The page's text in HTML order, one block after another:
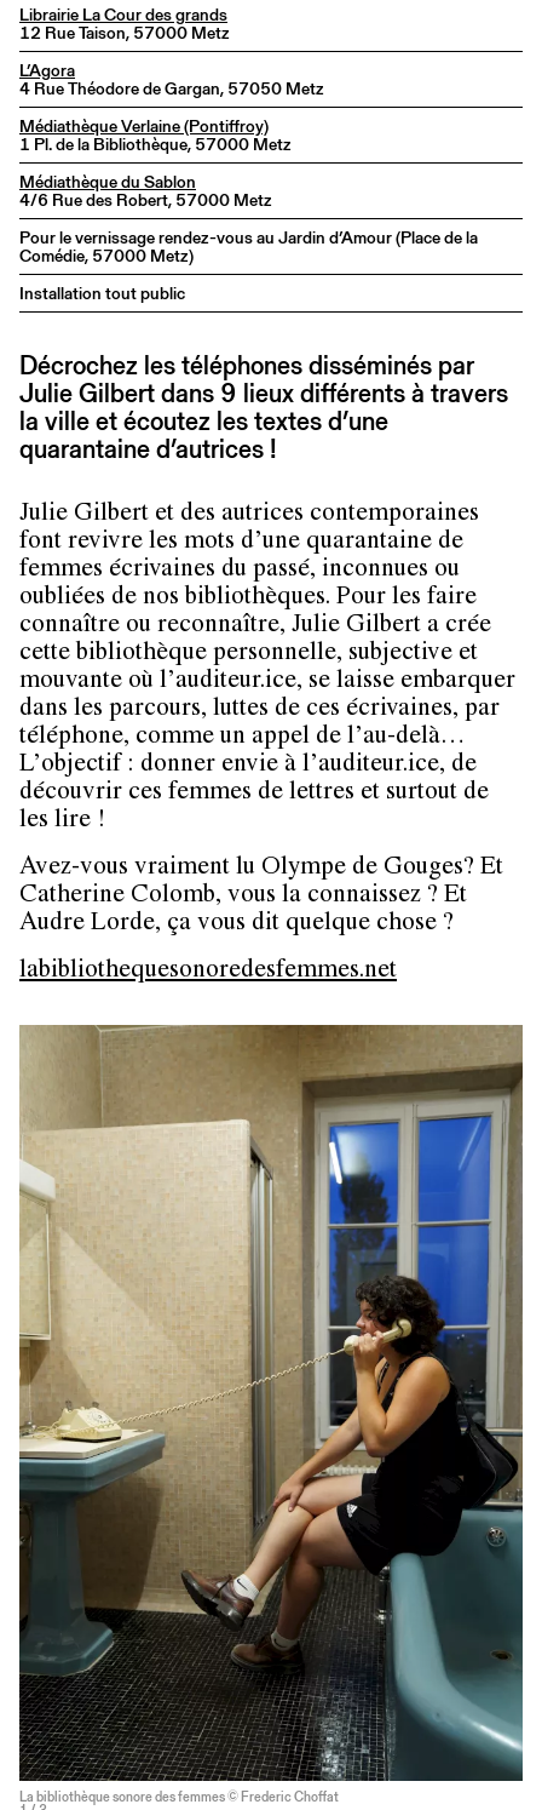
Librairie La Cour des grands
12 Rue Taison, 57000 Metz
L’Agora
4 Rue Théodore de Gargan, 57050 Metz
Médiathèque Verlaine (Pontiffroy)
1 Pl. de la Bibliothèque, 57000 Metz
Médiathèque du Sablon
4/6 Rue des Robert, 57000 Metz
Pour le vernissage rendez-vous au Jardin d’Amour (Place de la
Comédie, 57000 Metz)
Installation tout public
Décrochez les téléphones disséminés par
Julie Gilbert dans 9 lieux différents à travers
la ville et écoutez les textes d’une
quarantaine d’autrices !
Julie Gilbert et des autrices contemporaines
font revivre les mots d’une quarantaine de
femmes écrivaines du passé, inconnues ou
oubliées de nos bibliothèques. Pour les faire
connaître ou reconnaître, Julie Gilbert a crée
cette bibliothèque personnelle, subjective et
mouvante où l’auditeur.ice, se laisse embarquer
dans les parcours, luttes de ces écrivaines, par
téléphone, comme un appel de l’au-delà…
L’objectif : donner envie à l’auditeur.ice, de
découvrir ces femmes de lettres et surtout de
les lire !
Avez-vous vraiment lu Olympe de Gouges? Et
Catherine Colomb, vous la connaissez ? Et
Audre Lorde, ça vous dit quelque chose ?
labibliothequesonoredesfemmes.net
La bibliothèque sonore des femmes © Frederic Choffat